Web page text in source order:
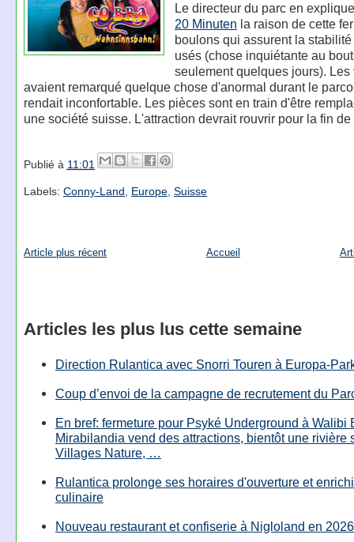
Le directeur du parc en
20 Minuten la raison de cette
boulons qui assurent la
usés (chose inquiétante au
seulement quelques jours). Les
avaient remarqué quelque chose d'anormal durant le
rendait inconfortable. Les pièces sont en train d'être
une société suisse. L'attraction devrait rouvrir pour la fin
Publié à 11:01
Labels: Conny-Land Europe, Suisse
Article plus récent Accueil
Articles les plus lus cette semaine
Direction Rulantica avec Snorri Touren à Europa-
Coup d’envoi de la campagne de recrutement du
En bref: fermeture pour Psyké Underground à Walibi
Mirabilandia vend des attractions, bientôt une rivière
Villages Nature, …
Rulantica prolonge ses horaires d'ouverture et
culinaire
Nouveau restaurant et confiserie à Nigloland en 2026